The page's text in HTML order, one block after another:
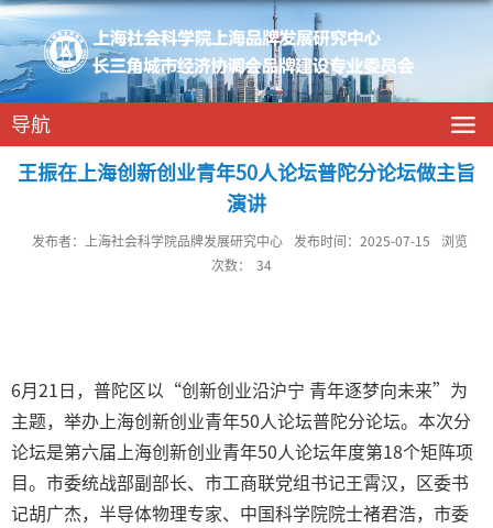
导航
王振在上海创新创业青年50人论坛普陀分论坛做主旨
演讲
发布者：上海社会科学院品牌发展研究中心 发布时间：2025-07-15
浏览
次数：
34
6月 21 日，普陀区以“创新创业沿沪宁 青年逐梦向未来”为
主题，举办上海创新创业青年50 人论坛普陀分论坛。本次分
论坛是第六届上海创新创业青年50 人论坛年度第18个矩阵项
目。市委统战部副部长、市工商联党组书记王霄汉，区委书
记胡广杰，半导体物理专家、中国科学院院士褚君浩，市委